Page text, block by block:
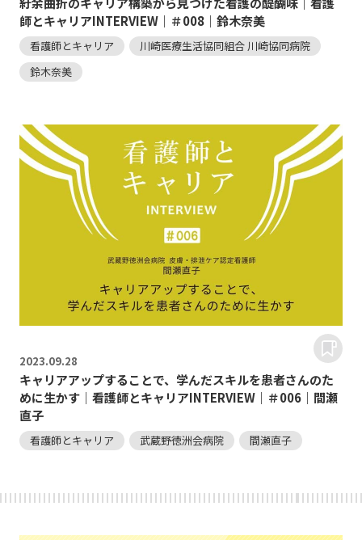
師とキャリアINTERVIEW｜＃008｜鈴木奈美
看護師とキャリア
川崎医療生活協同組合 川崎協同病院
鈴木奈美
2023.09.28
キャリアアップすることで、学んだスキルを患者さんのた
めに生かす｜看護師とキャリアINTERVIEW｜＃006｜間瀬
直子
看護師とキャリア 武蔵野徳洲会病院 間瀬直子